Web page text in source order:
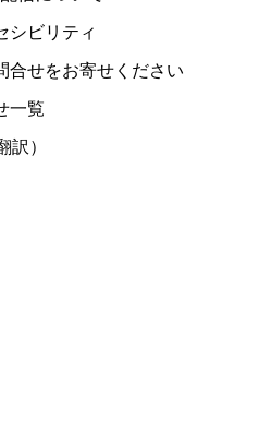
シビリティ
合せをお寄せください
一覧
）